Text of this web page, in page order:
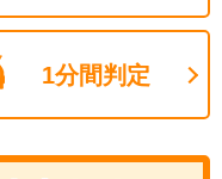
1分間判定